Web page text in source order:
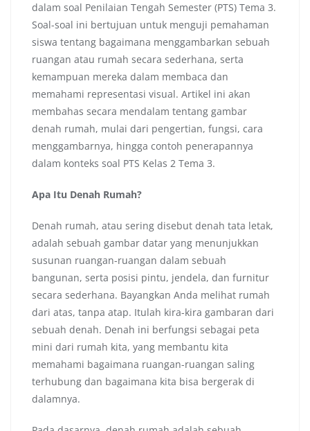
dalam soal Penilaian Tengah Semester (PTS) Tema 3.
Soal-soal ini bertujuan untuk menguji pemahaman
siswa tentang bagaimana menggambarkan sebuah
ruangan atau rumah secara sederhana, serta
kemampuan mereka dalam membaca dan
memahami representasi visual. Artikel ini akan
membahas secara mendalam tentang gambar
denah rumah, mulai dari pengertian, fungsi, cara
menggambarnya, hingga contoh penerapannya
dalam konteks soal PTS Kelas 2 Tema 3.
Apa Itu Denah Rumah?
Denah rumah, atau sering disebut denah tata letak,
adalah sebuah gambar datar yang menunjukkan
susunan ruangan-ruangan dalam sebuah
bangunan, serta posisi pintu, jendela, dan furnitur
secara sederhana. Bayangkan Anda melihat rumah
dari atas, tanpa atap. Itulah kira-kira gambaran dari
sebuah denah. Denah ini berfungsi sebagai peta
mini dari rumah kita, yang membantu kita
memahami bagaimana ruangan-ruangan saling
terhubung dan bagaimana kita bisa bergerak di
dalamnya.